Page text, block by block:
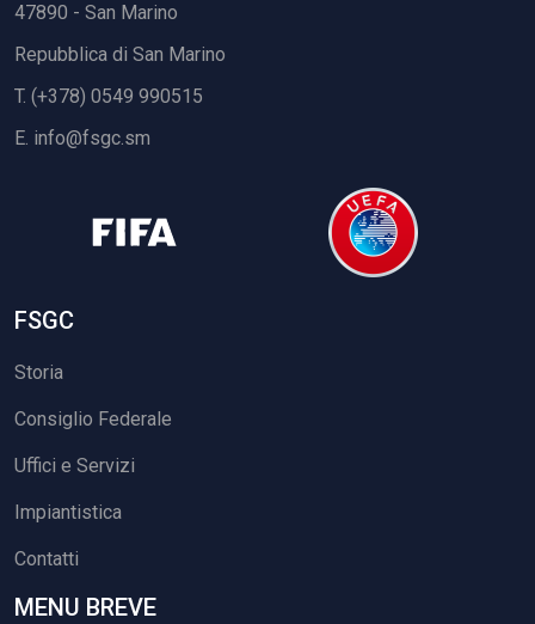
47890 - San Marino
Repubblica di San Marino
T. (+378) 0549 990515
E. info@fsgc.sm
FSGC
Storia
Consiglio Federale
Uffici e Servizi
Impiantistica
Contatti
MENU BREVE